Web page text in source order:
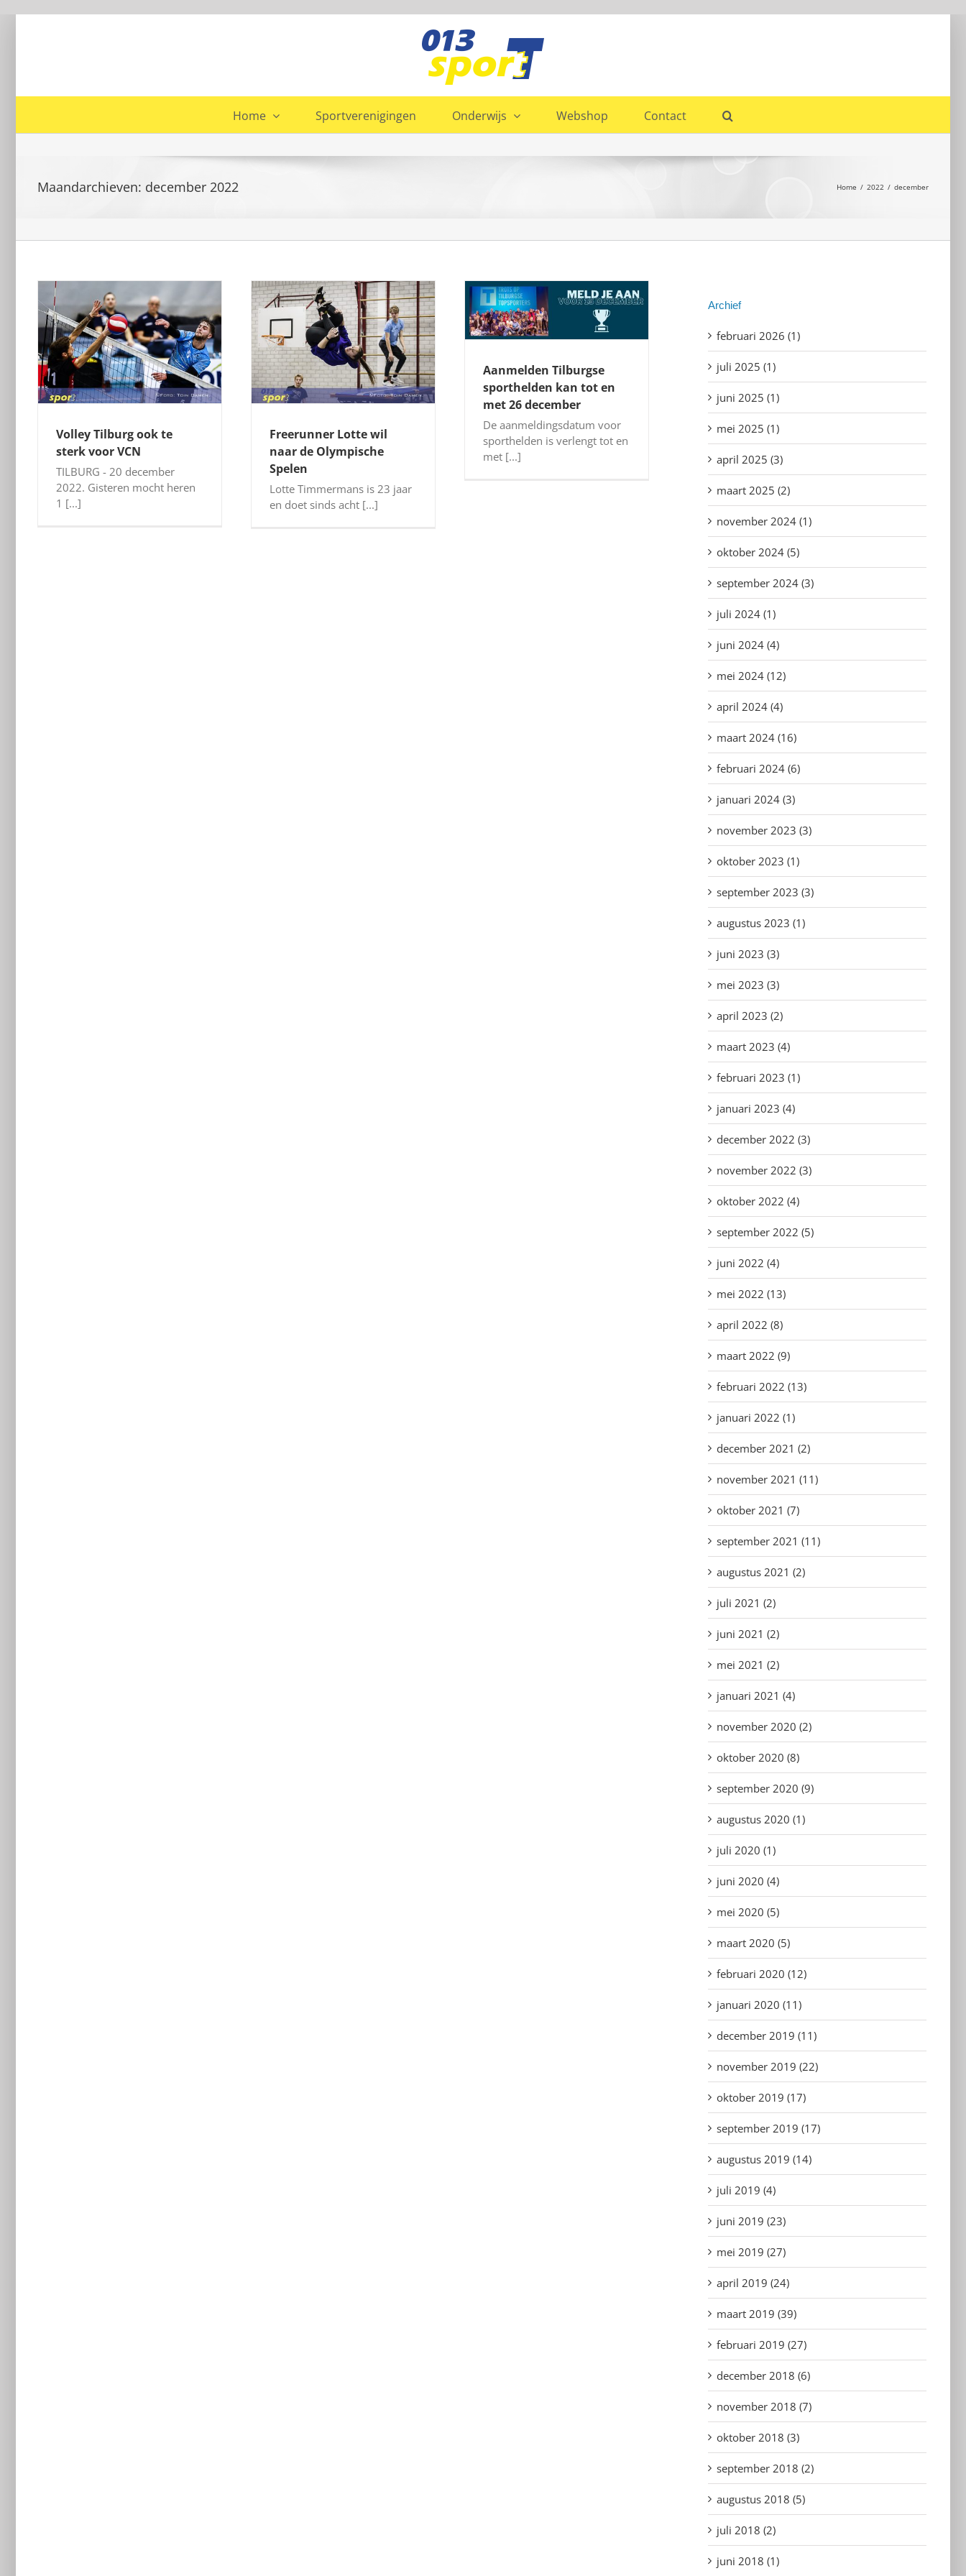
Home Sportverenigingen Onderwijs Webshop Contact
Maandarchieven: december 2022 Home 2022 december
Volley Tilburg ook te
sterk voor VCN
TILBURG - 20 december
2022. Gisteren mocht heren
1 [...]
Freerunner Lotte wil
naar de Olympische
Spelen
Lotte Timmermans is 23 jaar
en doet sinds acht [...]
Aanmelden Tilburgse
sporthelden kan tot en
met 26 december
De aanmeldingsdatum voor
sporthelden is verlengt tot en
met [...]
Archief
februari 2026 (1)
juli 2025 (1)
juni 2025 (1)
mei 2025 (1)
april 2025 (3)
maart 2025 (2)
november 2024 (1)
oktober 2024 (5)
september 2024 (3)
juli 2024 (1)
juni 2024 (4)
mei 2024 (12)
april 2024 (4)
maart 2024 (16)
februari 2024 (6)
januari 2024 (3)
november 2023 (3)
oktober 2023 (1)
september 2023 (3)
augustus 2023 (1)
juni 2023 (3)
mei 2023 (3)
april 2023 (2)
maart 2023 (4)
februari 2023 (1)
januari 2023 (4)
december 2022 (3)
november 2022 (3)
oktober 2022 (4)
september 2022 (5)
juni 2022 (4)
mei 2022 (13)
april 2022 (8)
maart 2022 (9)
februari 2022 (13)
januari 2022 (1)
december 2021 (2)
november 2021 (11)
oktober 2021 (7)
september 2021 (11)
augustus 2021 (2)
juli 2021 (2)
juni 2021 (2)
mei 2021 (2)
januari 2021 (4)
november 2020 (2)
oktober 2020 (8)
september 2020 (9)
augustus 2020 (1)
juli 2020 (1)
juni 2020 (4)
mei 2020 (5)
maart 2020 (5)
februari 2020 (12)
januari 2020 (11)
december 2019 (11)
november 2019 (22)
oktober 2019 (17)
september 2019 (17)
augustus 2019 (14)
juli 2019 (4)
juni 2019 (23)
mei 2019 (27)
april 2019 (24)
maart 2019 (39)
februari 2019 (27)
december 2018 (6)
november 2018 (7)
oktober 2018 (3)
september 2018 (2)
augustus 2018 (5)
juli 2018 (2)
juni 2018 (1)